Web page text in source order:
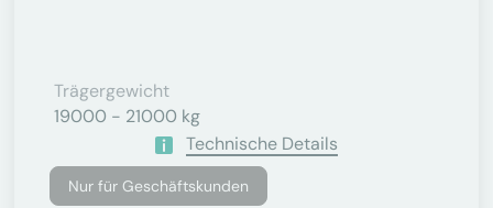
Trägergewicht
19000 - 21000 kg
Technische Details
Nur für Geschäftskunden